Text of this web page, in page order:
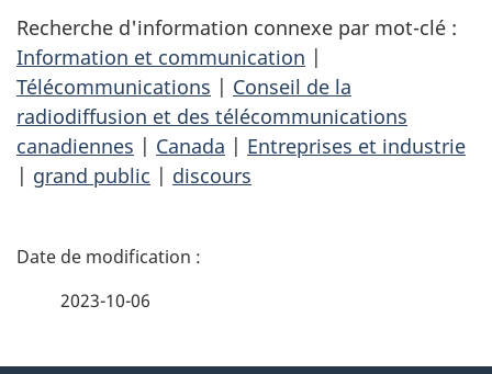
Recherche d'information connexe par mot-clé :
Information et communication |
Télécommunications | Conseil de la
radiodiffusion et des télécommunications
canadiennes | Canada | Entreprises et industrie
| grand public | discours
D
2023-10-06